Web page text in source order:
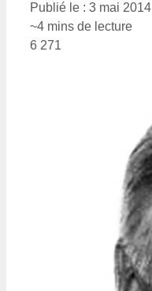
Publié le : 3 mai 2014
~4 mins de lecture
6 271